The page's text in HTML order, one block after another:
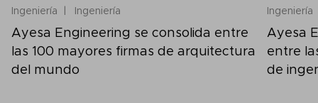
Ingeniería Ingeniería
Ayesa Engineering se consolida entre
las 100 mayores firmas de arquitectura
del mundo
Ingeniería
Ayesa
entre
de